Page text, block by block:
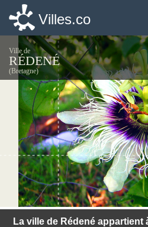
Villes.co
Ville de
RÉDENÉ
(Bretagne)
La ville de Rédené appartient
Villes.co